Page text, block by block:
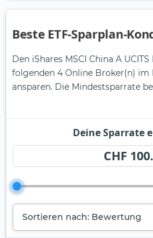
Beste ETF-Sparplan-
Den iShares MSCI China A
folgenden 4 Online Broker(n) im
ansparen. Die Mindestsparrate
Deine Sparrate
CHF
Sortieren nach: Bewertung